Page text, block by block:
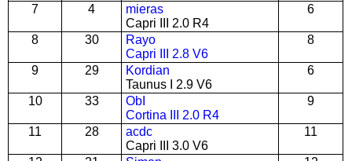
7 4
mieras
Capri III 2.0 R4
6
8 30
Rayo
Capri III 2.8 V6
8
9 29
Kordian
Taunus I 2.9 V6
6
10 33
ObI
Cortina III 2.0 R4
9
11 28
acdc
Capri III 3.0 V6
11